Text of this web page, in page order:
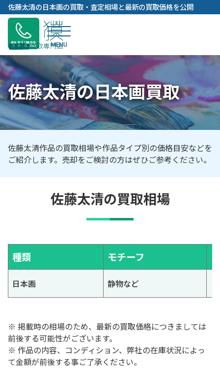
内
容
キ
プ
佐藤太清の日本画の買取・査定相場と最新の買取価格を公開
無料通話
佐藤太清の日本画買取
佐藤太清作品の買取相場や作品タイプ別の価格目安などを
ご紹介します。売却をご検討の方はぜひご参考ください。
佐藤太清の買取相場
種類 モチーフ
日本画 静物など
※ 掲載時の相場のため、最新の買取価格につきましては
前後する可能性がございます。
※ 作品の内容、コンディション、弊社の在庫状況によっ
て金額が前後する事ご了承ください。